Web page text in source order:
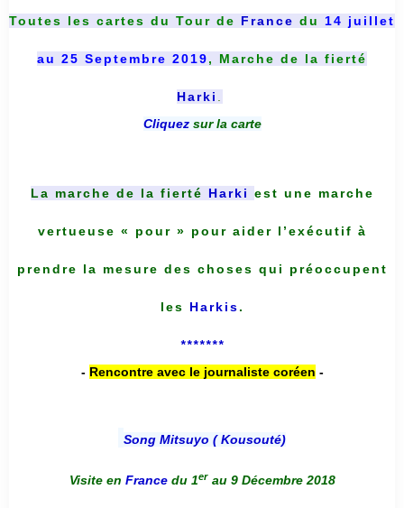
Toutes les cartes du Tour de France du 14 juillet
au 25 Septembre 2019, Marche de la fierté
Harki
Cliquez sur la carte
La marche de la fierté Harki est une marche
vertueuse « pour » pour aider l’exécutif à
prendre la mesure des choses qui préoccupent
les Harkis.
*******
- Rencontre avec le journaliste coréen -
Song Mitsuyo ( Kousouté)
Visite en France du 1er au 9 Décembre 2018